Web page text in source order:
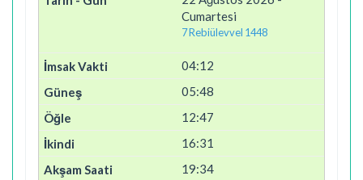
Cumartesi
7 Rebiülevvel 1448
04:12
05:48
12:47
16:31
19:34